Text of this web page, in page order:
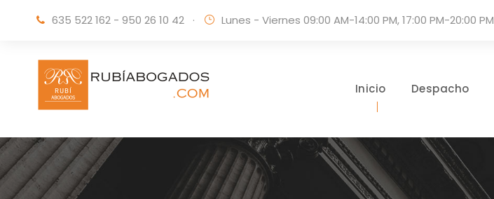
635 522 162 - 950 26 10 42 · Lunes - Viernes 09:00 AM-14:00 PM, 17:00 PM-20:00 PM
Inicio Despacho